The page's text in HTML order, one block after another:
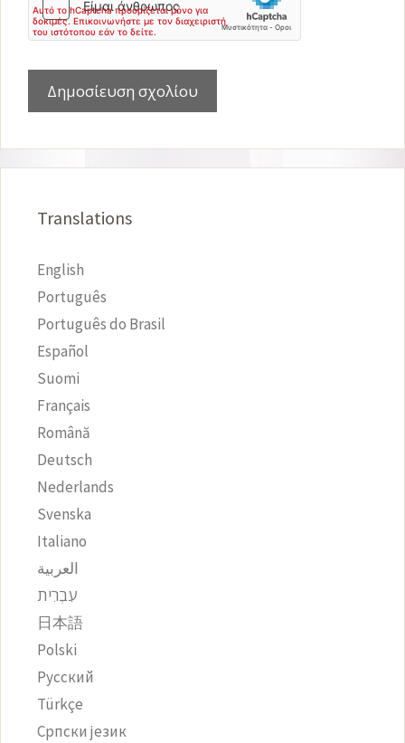
Translations
English
Português
Português do Brasil
Español
Suomi
Français
Română
Deutsch
Nederlands
Svenska
Italiano
العربية
עִבְרִית
日本語
Polski
Русский
Türkçe
Српски језик